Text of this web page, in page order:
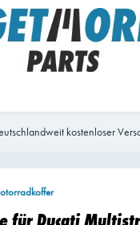
kostenloser
für Ducati